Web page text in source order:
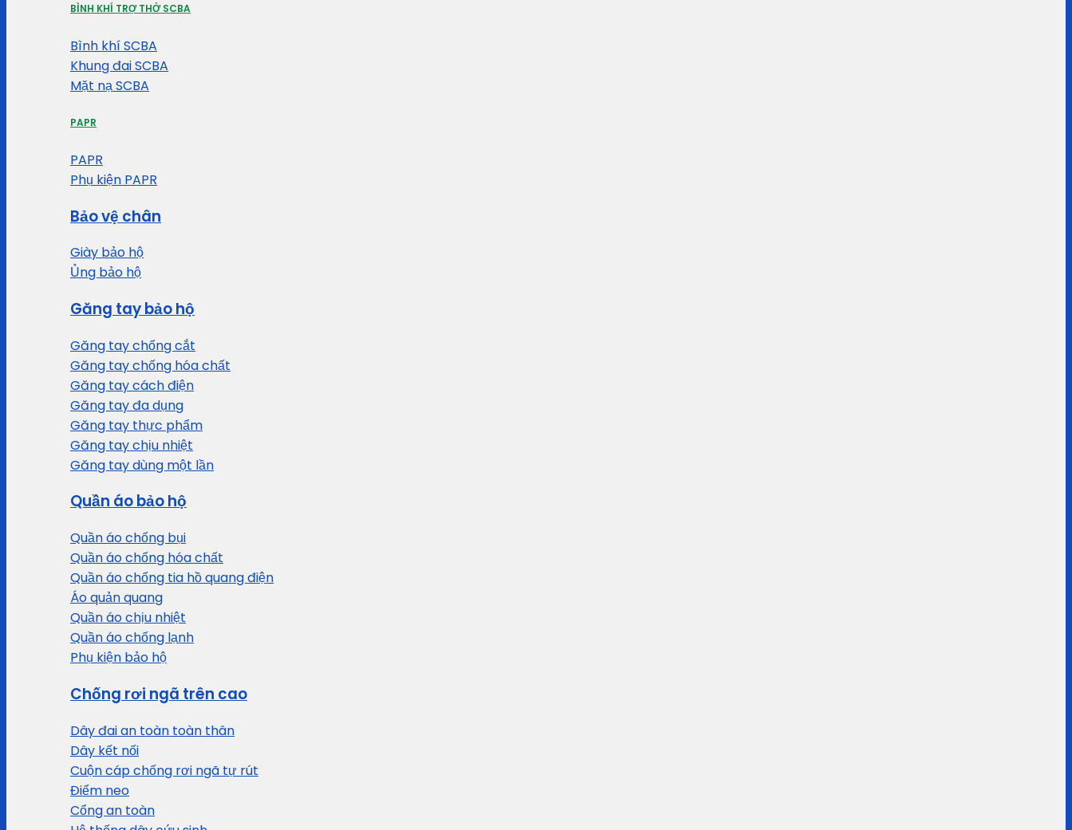
BÌNH KHÍ TRỢ THỞ SCBA
Bình khí SCBA
Khung đai SCBA
Mặt nạ SCBA
PAPR
PAPR
Phụ kiện PAPR
Bảo vệ chân
Giày bảo hộ
Ủng bảo hộ
Găng tay bảo hộ
Găng tay chống cắt
Găng tay chống hóa chất
Găng tay cách điện
Găng tay đa dụng
Găng tay thực phẩm
Găng tay chịu nhiệt
Găng tay dùng một lần
Quần áo bảo hộ
Quần áo chống bụi
Quần áo chống hóa chất
Quần áo chống tia hồ quang điện
Áo quản quang
Quần áo chịu nhiệt
Quần áo chống lạnh
Phụ kiện bảo hộ
Chống rơi ngã trên cao
Dây đai an toàn toàn thân
Dây kết nối
Cuộn cáp chống rơi ngã tự rút
Điểm neo
Cổng an toàn